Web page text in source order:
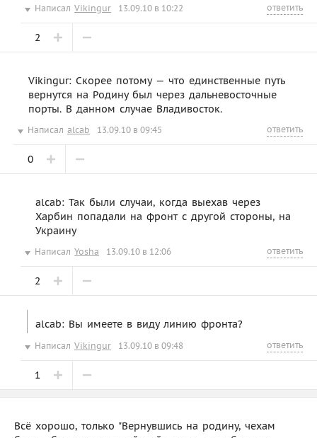
Написал Vikingur 13.09.10 в 10:22 ответить
2
Vikingur: Скорее потому — что единственные путь
вернутся на Родину был через дальневосточные
порты. В данном случае Владивосток.
Написал alcab 13.09.10 в 09:45 ответить
0
alcab: Так были случаи, когда выехав через
Харбин попадали на фронт с другой стороны, на
Украину
Написал Yosha 13.09.10 в 12:06 ответить
2
alcab: Вы имеете в виду линию фронта?
Написал Vikingur 13.09.10 в 09:48 ответить
1
Всё хорошо, только "Вернувшись на родину, чехам